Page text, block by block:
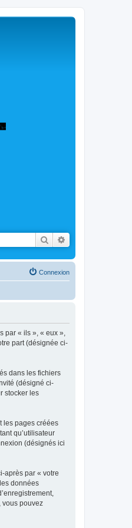
Rechercher
Connexion
« ils », « eux »,
part (désignée ci-
dans les fichiers
(désigné ci-
stocker les
les pages créées
qu’utilisateur
(désignés ici
après par « votre
données
vous pouvez